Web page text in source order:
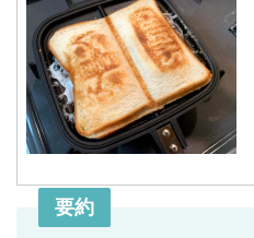
要約